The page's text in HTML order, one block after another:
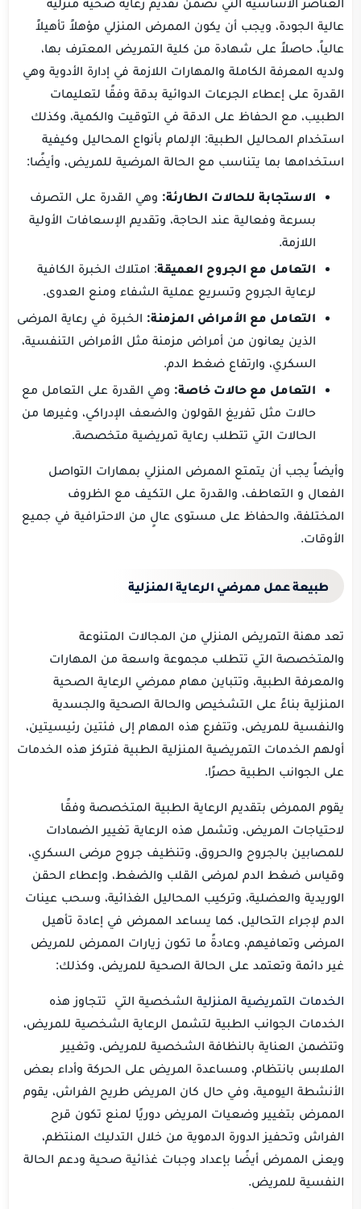
عالية الجودة، ويجب أن يكون الممرض المنزلي مؤهلاً تأهيلاً
عالياً، حاصلاً على شهادة من كلية التمريض المعترف بها،
ولديه المعرفة الكاملة والمهارات اللازمة في إدارة الأدوية وهي
القدرة على إعطاء الجرعات الدوائية بدقة وفقًا لتعليمات
الطبيب، مع الحفاظ على الدقة في التوقيت والكمية، وكذلك
استخدام المحاليل الطبية: الإلمام بأنواع المحاليل وكيفية
استخدامها بما يتناسب مع الحالة المرضية للمريض، وأيضًا:
الاستجابة للحالات الطارئة: وهي القدرة على التصرف
بسرعة وفعالية عند الحاجة، وتقديم الإسعافات الأولية
اللازمة.
التعامل مع الجروح العميقة: امتلاك الخبرة الكافية
لرعاية الجروح وتسريع عملية الشفاء ومنع العدوى.
التعامل مع الأمراض المزمنة: الخبرة في رعاية المرضى
الذين يعانون من أمراض مزمنة مثل الأمراض التنفسية،
السكري، وارتفاع ضغط الدم.
التعامل مع حالات خاصة: وهي القدرة على التعامل مع
حالات مثل تفريغ القولون والضعف الإدراكي، وغيرها من
الحالات التي تتطلب رعاية تمريضية متخصصة.
وأيضاً يجب أن يتمتع الممرض المنزلي بمهارات التواصل
الفعال و التعاطف، والقدرة على التكيف مع الظروف
المختلفة، والحفاظ على مستوى عالٍ من الاحترافية في جميع
الأوقات.
طبيعة عمل ممرضي الرعاية المنزلية
تعد مهنة التمريض المنزلي من المجالات المتنوعة
والمتخصصة التي تتطلب مجموعة واسعة من المهارات
والمعرفة الطبية، وتتباين مهام ممرضي الرعاية الصحية
المنزلية بناءً على التشخيص والحالة الصحية والجسدية
والنفسية للمريض، وتتفرع هذه المهام إلى فئتين رئيسيتين،
أولهم الخدمات التمريضية المنزلية الطبية فتركز هذه الخدمات
على الجوانب الطبية حصرًا.
يقوم الممرض بتقديم الرعاية الطبية المتخصصة وفقًا
لاحتياجات المريض، وتشمل هذه الرعاية تغيير الضمادات
للمصابين بالجروح والحروق، وتنظيف جروح مرضى السكري،
وقياس ضغط الدم لمرضى القلب والضغط، وإعطاء الحقن
الوريدية والعضلية، وتركيب المحاليل الغذائية، وسحب عينات
الدم لإجراء التحاليل، كما يساعد الممرض في إعادة تأهيل
المرضى وتعافيهم، وعادةً ما تكون زيارات الممرض للمريض
غير دائمة وتعتمد على الحالة الصحية للمريض، وكذلك:
الخدمات التمريضية المنزلية الشخصية التي تتجاوز هذه
الخدمات الجوانب الطبية لتشمل الرعاية الشخصية للمريض،
وتتضمن العناية بالنظافة الشخصية للمريض، وتغيير
الملابس بانتظام، ومساعدة المريض على الحركة وأداء بعض
الأنشطة اليومية، وفي حال كان المريض طريح الفراش، يقوم
الممرض بتغيير وضعيات المريض دوريًا لمنع تكون قرح
الفراش وتحفيز الدورة الدموية من خلال التدليك المنتظم،
ويعنى الممرض أيضًا بإعداد وجبات غذائية صحية ودعم الحالة
النفسية للمريض.